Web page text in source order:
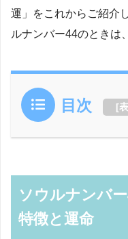
運」をこれからご紹介
ルナンバー44のときは
目次 [
ソウルナンバ
特徴と運命